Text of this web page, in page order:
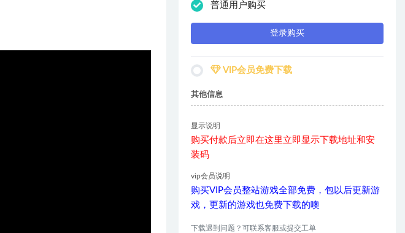
普通用户购买
登录购买
VIP会员免费下载
其他信息
显示说明
购买付款后立即在这里立即显示下载地址和安
装码
vip会员说明
购买VIP会员整站游戏全部免费，包以后更新游
戏，更新的游戏也免费下载的噢
下载遇到问题？可联系客服或提交工单